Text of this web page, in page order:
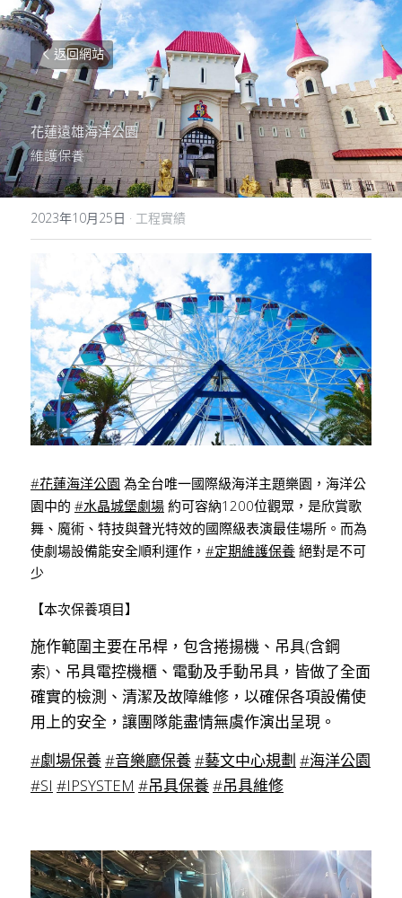
返回網站
花蓮遠雄海洋公園
維護保養
2023年10月25日 · 工程實績
#花蓮海洋公園 為全台唯一國際級海洋主題樂園，海洋公
園中的 #水晶城堡劇場 約可容納1200位觀眾，是欣賞歌
舞、魔術、特技與聲光特效的國際級表演最佳場所。而為
使劇場設備能安全順利運作， #定期維護保養 絕對是不可
少
【本次保養項目】
施作範圍主要在吊桿，包含捲揚機、吊具(含鋼
索)、吊具電控機櫃、電動及手動吊具，皆做了全面
確實的檢測、清潔及故障維修，以確保各項設備使
用上的安全，讓團隊能盡情無虞作演出呈現。
#劇場保養#音樂廳保養#藝文中心規劃 #海洋公園
#SI #IPSYSTEM #吊具保養#吊具維修